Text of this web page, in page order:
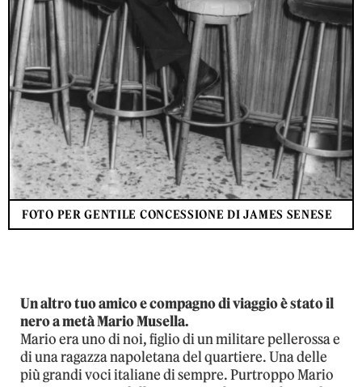
FOTO PER GENTILE CONCESSIONE DI JAMES SENESE
Un altro tuo amico e compagno di viaggio è stato il
nero a metà Mario Musella.
Mario era uno di noi, figlio di un militare pellerossa e
di una ragazza napoletana del quartiere. Una delle
più grandi voci italiane di sempre. Purtroppo Mario